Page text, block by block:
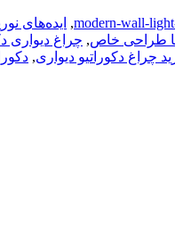
modern-wall-
, ایده‌های
طراحی خاص, چراغ دیواری
چراغ دکوراتیو دیواری,